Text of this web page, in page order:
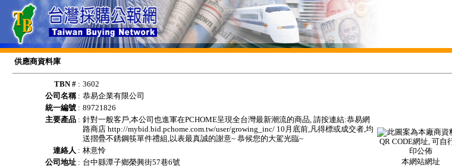
供應商資料庫
TBN # : 3602
本網站網址
公司名稱: 恭易企業有限公司
統一編號 : 89721826
主要產品 : 針對一般客戶,本公司也進軍在PCHOME呈現全台灣最新潮流的商品, 請按連結:恭易網
路商店 http://mybid.bid.pchome.com.tw/user/growing_inc/ 10月底前,凡得標或成交者,均
送摺疊不銹鋼筷單件禮組,以表最真誠的謝意~ 恭候您的大駕光臨~
連絡人 : 林意怜
公司地址 : 台中縣潭子鄉榮興街57巷6號